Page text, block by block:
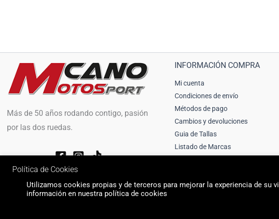
Más de 50 años rodando contigo, pasión
por las dos ruedas.
INFORMACIÓN COMPRA
Mi cuenta
Condiciones de envío
Métodos de pago
Cambios y devoluciones
Guia de Tallas
Listado de Marcas
Política de Cookies
Utilizamos cookies propias y de terceros para mejorar la experiencia de su
información en nuestra política de cookies